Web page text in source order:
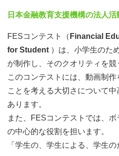
日本金融教育支援機構の法人活
FESコンテスト（ Financial
for Student ）は、小学生のた
が制作し、そのクオリティを競
このコンテストには、動画制
ことを考える大切さについて
あります。
また、FESコンテストでは、
の中心的な役割を担います。
「学生の、学生による、学生